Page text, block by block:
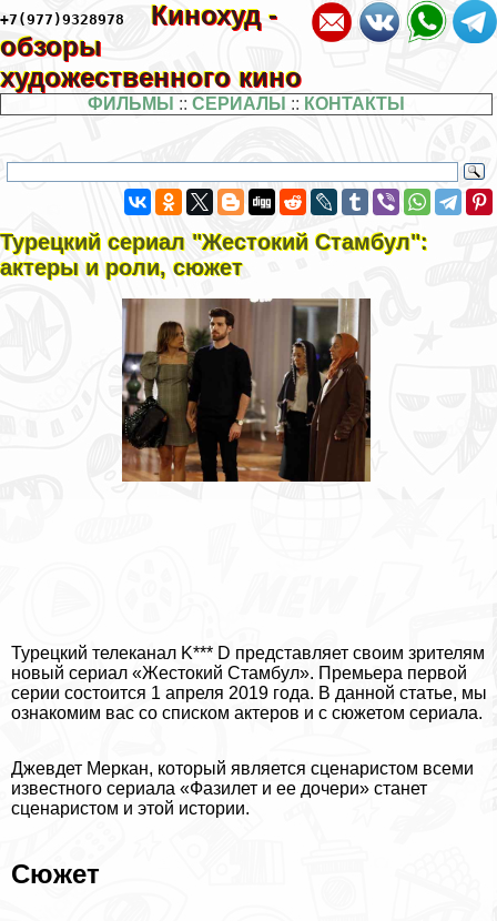
+7(977)9328978
Кинохуд -
обзоры
художественного кино
ФИЛЬМЫ :: СЕРИАЛЫ :: КОНТАКТЫ
Турецкий сериал "Жестокий Стамбул":
актеры и роли, сюжет
Турецкий телеканал K*** D представляет своим зрителям
новый сериал «Жестокий Стамбул». Премьера первой
серии состоится 1 апреля 2019 года. В данной статье, мы
ознакомим вас со списком актеров и с сюжетом сериала.
Джевдет Меркан, который является сценаристом всеми
известного сериала «Фазилет и ее дочери» станет
сценаристом и этой истории.
Сюжет